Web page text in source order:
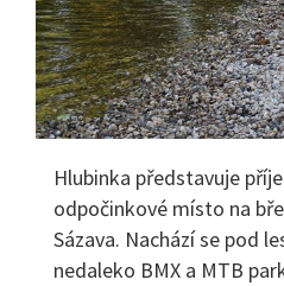
Hlubinka představuje
odpočinkové místo na
Sázava. Nachází se pod
nedaleko BMX a MTB